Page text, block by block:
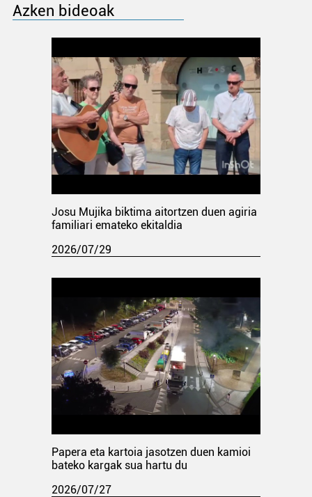
Azken bideoak
Josu Mujika biktima aitortzen duen agiria
familiari emateko ekitaldia
2026/07/29
Papera eta kartoia jasotzen duen kamioi
bateko kargak sua hartu du
2026/07/27